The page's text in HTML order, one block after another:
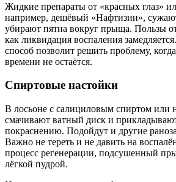
Жидкие препараты от «красных глаз»
например, дешёвый «Нафтизин»,
убирают пятна вокруг прыща. Пользы
как ликвидация воспаления
способ позволит решить проблему,
времени не остаётся.
Спиртовые настойки
В лосьоне с салициловым спиртом или
смачивают ватный диск и
покраснению. Подойдут и другие
Важно не тереть и не давить на
процесс регенерации, подсушенный
лёгкой пудрой.